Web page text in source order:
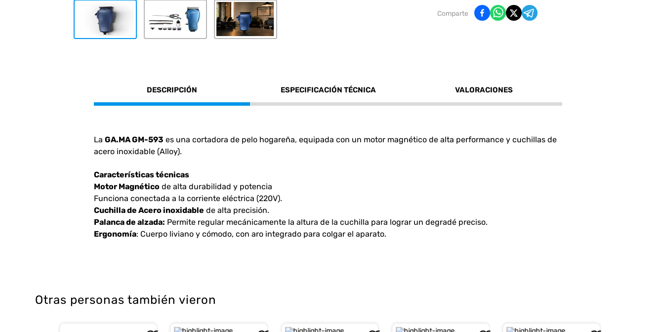
Comparte
DESCRIPCIÓN ESPECIFICACIÓN TÉCNICA VALORACIONES
La GA.MA GM-593 es una cortadora de pelo hogareña, equipada con un motor magnético de alta performance y cuchillas de
acero inoxidable (Alloy).
Características técnicas
Motor Magnéticode alta durabilidad y potencia
Funciona conectada a la corriente eléctrica (220V).
Cuchilla de Acero inoxidable de alta precisión.
Palanca de alzada: Permite regular mecánicamente la altura de la cuchilla para lograr un degradé preciso.
Ergonomía: Cuerpo liviano y cómodo, con aro integrado para colgar el aparato.
Otras personas también vieron